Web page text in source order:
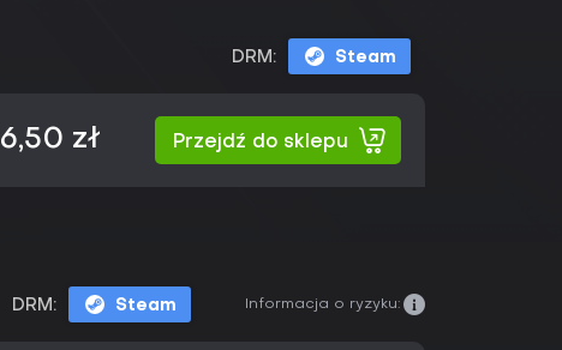
DRM: Steam
zł Przejdź do sklepu
DRM: Steam Informacja o ryzyku: